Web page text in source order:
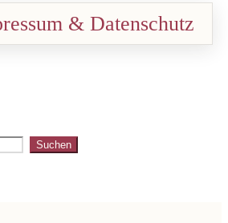
& Datenschutz